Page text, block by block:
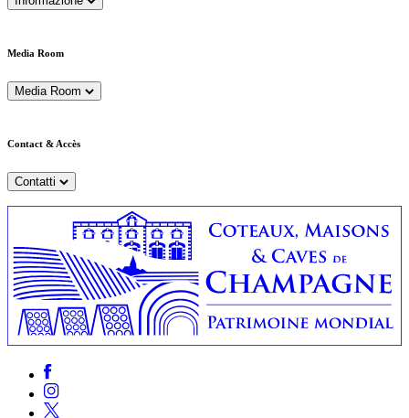
Media Room
Media Room
Contact & Accès
Contatti